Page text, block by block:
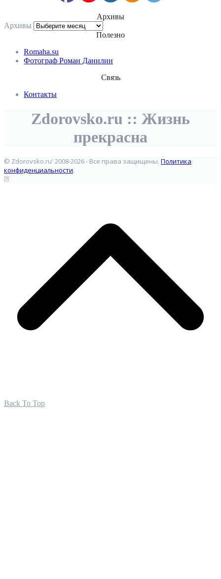
Архивы
Архивы
Полезно
Romaha.su
Фотограф Роман Данилин
Связь
Контакты
Zdorovsko.ru :: Жизнь
прекрасна
© Zdorovsko.ru' 2008-2026 - Все права защищены. Политика
конфиденциальности.
Back To Top